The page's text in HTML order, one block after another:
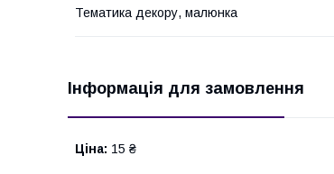
Тематика декору, малюнка
Інформація для замовлення
Ціна: 15 ₴